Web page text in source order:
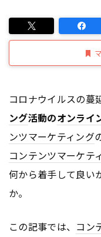
コロナウイルスの蔓
ング活動のオンライ
ンツマーケティング
コンテンツマーケテ
何から着手して良い
か。
この記事では、 コン